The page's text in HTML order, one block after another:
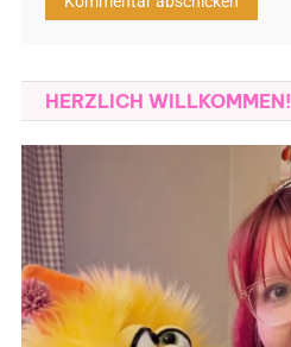
HERZLICH WILLKOMMEN!